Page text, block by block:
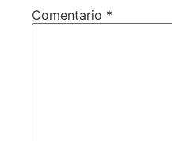
Comentario *